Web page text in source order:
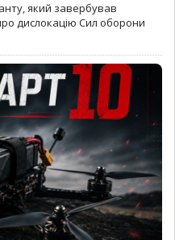
який завербував
дислокацію Сил оборони